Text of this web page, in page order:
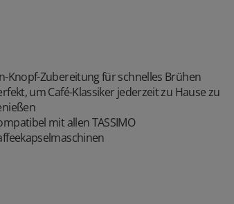
Knopf-Zubereitung für schnelles Brühen
um Café-Klassiker jederzeit zu Hause zu
mit allen TASSIMO